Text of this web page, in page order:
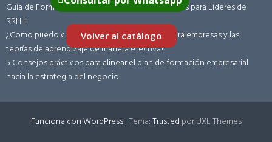
Volver al catálogo
Guía de Formación Corporativa en LATAM: Claves para Líderes de
RRHH
¿Como puedo combinar la formación virtual para empresas y las
teorías de aprendizaje de manera efectiva?
5 Consejos prácticos para alinear el plan de formación empresarial
hacia la estrategia del negocio
Funciona con WordPress|Tema:Trusted por UXL Themes